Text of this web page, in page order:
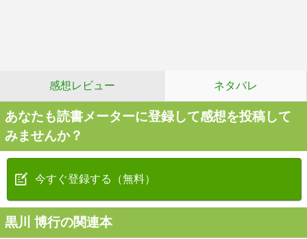
感想レビュー ネタバレ
あなたも読書メーターに登録して感想を投稿して
みませんか？
今すぐ登録する（無料）
黒川 博行の関連本